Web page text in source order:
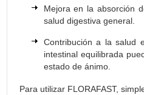
Mejora en la absorción
salud digestiva general.
Contribución a la salud
intestinal equilibrada
estado de ánimo.
Para utilizar FLORAFAST,